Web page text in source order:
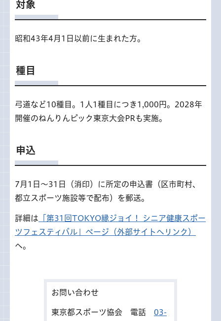
対象
昭和43年4月1日以前に生まれた方。
種目
弓道など10種目。1人1種目につき1,000円。2028年
開催のねんりんピック東京大会PRも実施。
申込
7月1日～31日（消印）に所定の申込書（区市町村、
都立スポーツ施設等で配布）を郵送。
詳細は 「第31回TOKYO縁ジョイ！ シニア健康スポー
ツフェスティバル」ページ（外部サイトへリンク）
へ。
お問い合わせ
東京都スポーツ協会 電話 03-